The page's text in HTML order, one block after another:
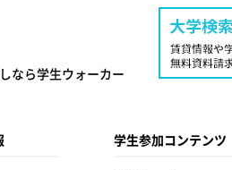
なら学生ウォーカー
学生参加コンテンツ